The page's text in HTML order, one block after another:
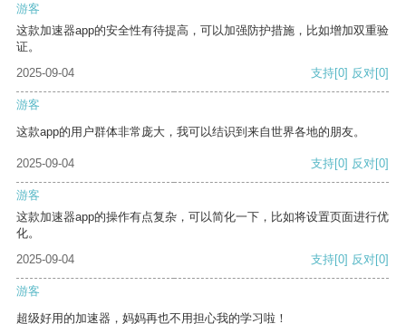
游客
这款加速器app的安全性有待提高，可以加强防护措施，比如增加双重验
证。
2025-09-04
支持[0] 反对[0]
游客
这款app的用户群体非常庞大，我可以结识到来自世界各地的朋友。
2025-09-04 支持[0] 反对[0]
游客
这款加速器app的操作有点复杂，可以简化一下，比如将设置页面进行优
化。
2025-09-04
支持[0] 反对[0]
游客
超级好用的加速器，妈妈再也不用担心我的学习啦！